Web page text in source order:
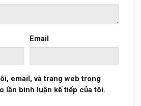
Email
email, và trang web trong
lần bình luận kế tiếp của tôi.